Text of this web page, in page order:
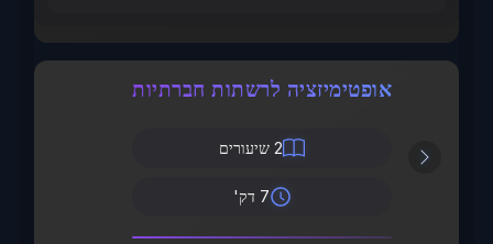
אופטימיזציה לרשתות חברתיות
2 שיעורים
7 דק'